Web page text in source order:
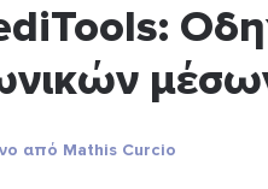
από Mathis Curcio